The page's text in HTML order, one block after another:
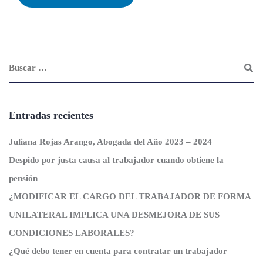
Entradas recientes
Juliana Rojas Arango, Abogada del Año 2023 – 2024
Despido por justa causa al trabajador cuando obtiene la
pensión
¿MODIFICAR EL CARGO DEL TRABAJADOR DE FORMA
UNILATERAL IMPLICA UNA DESMEJORA DE SUS
CONDICIONES LABORALES?
¿Qué debo tener en cuenta para contratar un trabajador